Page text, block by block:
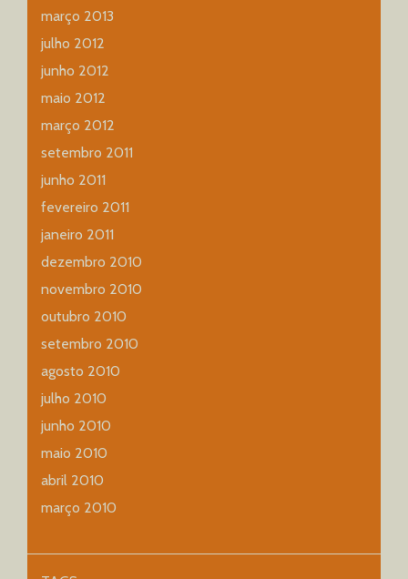
março 2013
julho 2012
junho 2012
maio 2012
março 2012
setembro 2011
junho 2011
fevereiro 2011
janeiro 2011
dezembro 2010
novembro 2010
outubro 2010
setembro 2010
agosto 2010
julho 2010
junho 2010
maio 2010
abril 2010
março 2010